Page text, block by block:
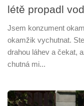
létě propadl
Jsem konzument
okamžik vychutnat.
drahou láhev a čekat,
chutná mi...